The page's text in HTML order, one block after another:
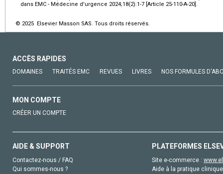
dans EMC - Médecine d'urgence 2024;18(2):1-7 [Article 25-110-A-20].
© 2025 Elsevier Masson SAS. Tous droits réservés.
ACCÈS RAPIDES
DOMAINES TRAITÉS EMC REVUES LIVRES NOS FORMULES
MON COMPTE
CRÉER UN COMPTE
AIDE & SUPPORT
Contactez-nous / FAQ
Qui sommes-nous ?
PLATEFORMES
Site e-commerce :
Aide à la pratique